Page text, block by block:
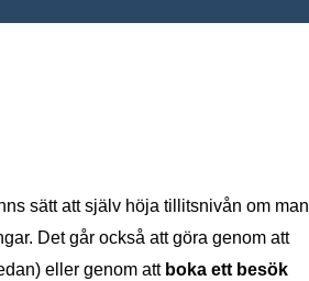
sätt att själv höja tillitsnivån om man
Det går också att göra genom att
eller genom att boka ett besök